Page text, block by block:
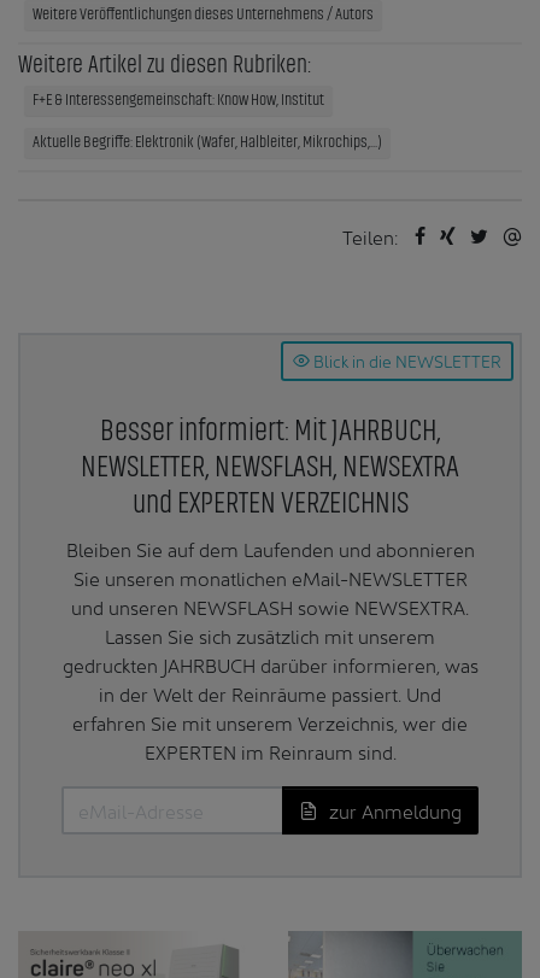
Weitere Veröffentlichungen dieses Unternehmens / Autors
Weitere Artikel zu diesen Rubriken:
F+E & Interessengemeinschaft: Know How, Institut
Aktuelle Begriffe: Elektronik (Wafer, Halbleiter, Mikrochips,...)
Teilen:
Blick in die NEWSLETTER
Besser informiert: Mit JAHRBUCH,
NEWSLETTER, NEWSFLASH, NEWSEXTRA
und EXPERTEN VERZEICHNIS
Bleiben Sie auf dem Laufenden und abonnieren
Sie unseren monatlichen eMail-NEWSLETTER
und unseren NEWSFLASH sowie NEWSEXTRA.
Lassen Sie sich zusätzlich mit unserem
gedruckten JAHRBUCH darüber informieren, was
in der Welt der Reinräume passiert. Und
erfahren Sie mit unserem Verzeichnis, wer die
EXPERTEN im Reinraum sind.
zur Anmeldung